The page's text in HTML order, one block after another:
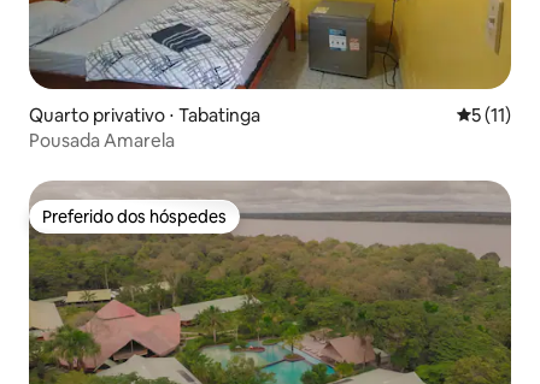
Quarto privativo ⋅ Tabatinga 5 de uma
5 (11)
Pousada Amarela
Preferido dos hóspedes
Preferido dos hóspedes